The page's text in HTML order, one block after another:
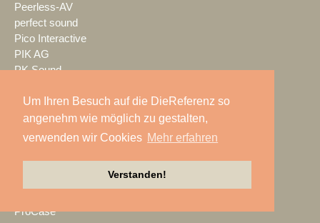
Um Ihren Besuch auf die DieReferenz so
angenehm wie möglich zu gestalten,
verwenden wir Cookies Mehr erfahren
Verstanden!
Peerless-AV
perfect sound
Pico Interactive
PIK AG
PK Sound
Point Source Audio
POOLgroup
PowerLightsAugsburg
PRG
ProCase